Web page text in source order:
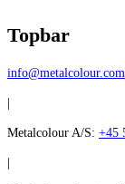
Topbar
info@metalcolour.com
|
Metalcolour A/S: +45
|